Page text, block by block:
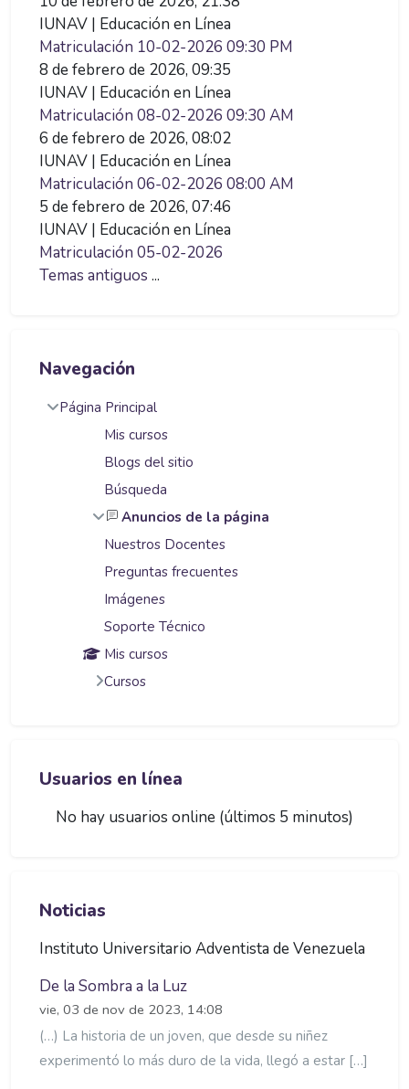
IUNAV | Educación en Línea
Matriculación 10-02-2026 09:30 PM
8 de febrero de 2026, 09:35
IUNAV | Educación en Línea
Matriculación 08-02-2026 09:30 AM
6 de febrero de 2026, 08:02
IUNAV | Educación en Línea
Matriculación 06-02-2026 08:00 AM
5 de febrero de 2026, 07:46
IUNAV | Educación en Línea
Matriculación 05-02-2026
Temas antiguos ...
Navegación
Página Principal
Mis cursos
Blogs del sitio
Búsqueda
Anuncios de la página
Nuestros Docentes
Preguntas frecuentes
Imágenes
Soporte Técnico
Mis cursos
Cursos
Usuarios en línea
No hay usuarios online (últimos 5 minutos)
Noticias
Instituto Universitario Adventista de Venezuela
De la Sombra a la Luz
vie, 03 de nov de 2023, 14:08
(…) La historia de un joven, que desde su niñez
experimentó lo más duro de la vida, llegó a estar […]